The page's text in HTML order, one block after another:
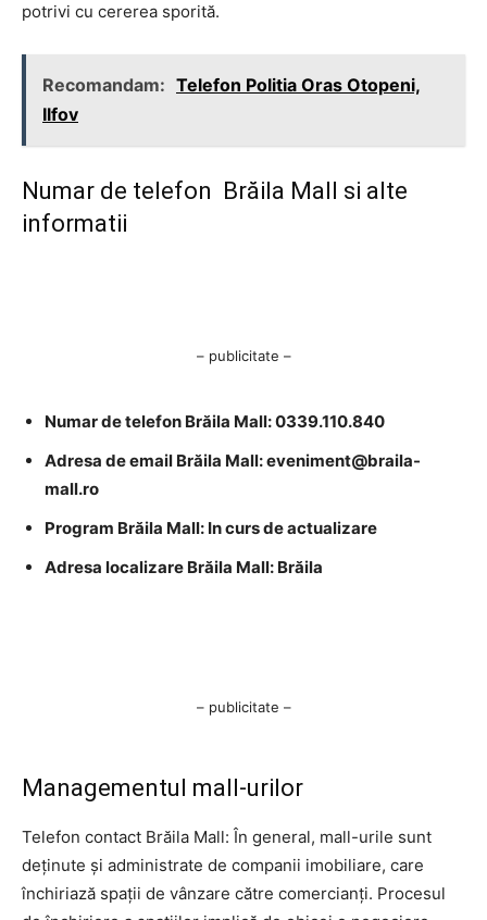
potrivi cu cererea sporită.
Recomandam: Telefon Politia Oras Otopeni,
Ilfov
Numar de telefon Brăila Mall si alte
informatii
– publicitate –
Numar de telefon Brăila Mall: 0339.110.840
Adresa de email Brăila Mall:eveniment@braila-
mall.ro
Program Brăila Mall: In curs de actualizare
Adresa localizare Brăila Mall: Brăila
– publicitate –
Managementul mall-urilor
Telefon contact Brăila Mall: În general, mall-urile sunt
deținute și administrate de companii imobiliare, care
închiriază spații de vânzare către comercianți. Procesul